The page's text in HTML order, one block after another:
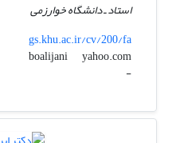
استاد ـ دانشگاه خوارزمی
gs.khu.ac.ir/cv/200/fa
boalijani
yahoo.com
-